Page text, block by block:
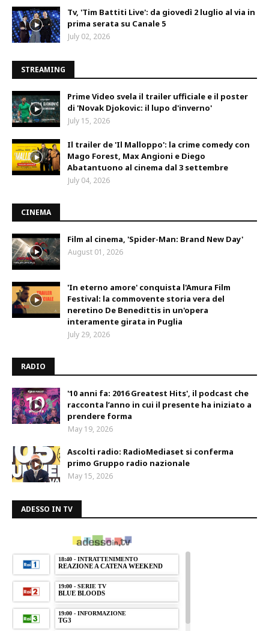
Tv, 'Tim Battiti Live': da giovedì 2 luglio al via in
prima serata su Canale 5
July 02, 2026
STREAMING
Prime Video svela il trailer ufficiale e il poster
di 'Novak Djokovic: il lupo d'inverno'
July 15, 2026
Il trailer de 'Il Malloppo': la crime comedy con
Mago Forest, Max Angioni e Diego
Abatantuono al cinema dal 3 settembre
July 04, 2026
CINEMA
Film al cinema, 'Spider-Man: Brand New Day'
August 01, 2026
'In eterno amore' conquista l'Amura Film
Festival: la commovente storia vera del
neretino De Benedittis in un'opera
interamente girata in Puglia
July 29, 2026
RADIO
'10 anni fa: 2016 Greatest Hits', il podcast che
racconta l’anno in cui il presente ha iniziato a
prendere forma
May 19, 2026
Ascolti radio: RadioMediaset si conferma
primo Gruppo radio nazionale
May 15, 2026
ADESSO IN TV